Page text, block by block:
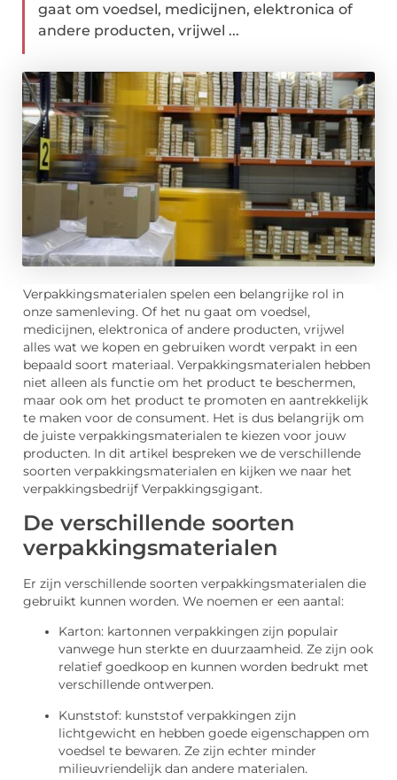
gaat om voedsel, medicijnen, elektronica of
andere producten, vrijwel ...
Verpakkingsmaterialen spelen een belangrijke rol in
onze samenleving. Of het nu gaat om voedsel,
medicijnen, elektronica of andere producten, vrijwel
alles wat we kopen en gebruiken wordt verpakt in een
bepaald soort materiaal. Verpakkingsmaterialen hebben
niet alleen als functie om het product te beschermen,
maar ook om het product te promoten en aantrekkelijk
te maken voor de consument. Het is dus belangrijk om
de juiste verpakkingsmaterialen te kiezen voor jouw
producten. In dit artikel bespreken we de verschillende
soorten verpakkingsmaterialen en kijken we naar het
verpakkingsbedrijf Verpakkingsgigant.
De verschillende soorten
verpakkingsmaterialen
Er zijn verschillende soorten verpakkingsmaterialen die
gebruikt kunnen worden. We noemen er een aantal:
Karton: kartonnen verpakkingen zijn populair
vanwege hun sterkte en duurzaamheid. Ze zijn ook
relatief goedkoop en kunnen worden bedrukt met
verschillende ontwerpen.
Kunststof: kunststof verpakkingen zijn
lichtgewicht en hebben goede eigenschappen om
voedsel te bewaren. Ze zijn echter minder
milieuvriendelijk dan andere materialen.